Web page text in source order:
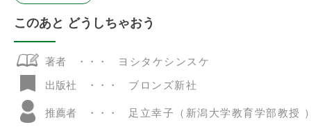
このあと どうしちゃおう
著者
ヨシタケシンスケ
出版社
ブロンズ新社
推薦者 足立幸子（新潟大学教育学部教授